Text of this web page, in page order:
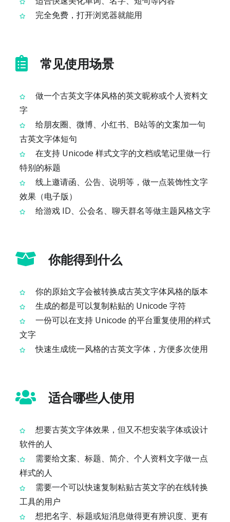
完全免费，打开浏览器就能用
常见使用场景
做一个古英文字体风格的英文昵称或个人资料文
字
给朋友圈、微博、小红书、B站等的文案加一句
古英文字体短句
在支持 Unicode 样式文字的文档或笔记里做一行
特别的标题
线上邀请函、公告、说明等，做一点装饰性文字
效果（电子版）
给游戏 ID、公会名、聊天群名等做主题风格文字
你能得到什么
你的原始文字会被转换成古英文字体风格的版本
生成的都是可以复制粘贴的 Unicode 字符
一份可以在支持 Unicode 的平台重复使用的样式
文字
快速生成统一风格的古英文字体，方便多次使用
适合哪些人使用
想要古英文字体效果，但又不想安装字体或设计
软件的人
需要给文案、标题、简介、个人资料文字做一点
样式的人
需要一个可以快速复制粘贴古英文字的在线转换
工具的用户
想把名字、标题或短消息做得更有辨识度、更有